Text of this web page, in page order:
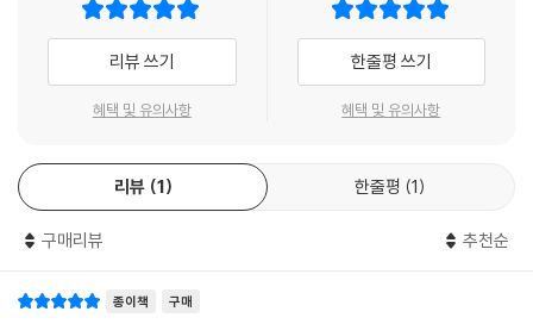
리뷰 쓰기
혜택 및 유의사항
한줄평 쓰기
혜택 및 유의사항
리뷰 1 한줄평 1
구매리뷰 추천순
종이책 구매